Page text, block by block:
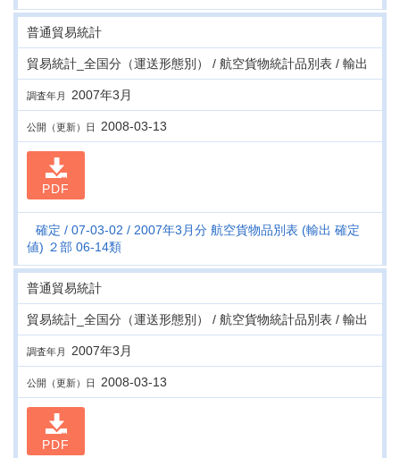
普通貿易統計
貿易統計_全国分（運送形態別） / 航空貨物統計品別表 / 輸出
調査年月 2007年3月
公開（更新）日 2008-03-13
PDF
確定 07-03-02
2007年3月分 航空貨物品別表 (輸出 確定
値) ２部 06-14類
普通貿易統計
貿易統計_全国分（運送形態別） / 航空貨物統計品別表 / 輸出
調査年月 2007年3月
公開（更新）日 2008-03-13
PDF